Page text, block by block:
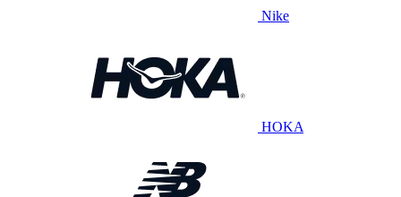
Nike
HOKA